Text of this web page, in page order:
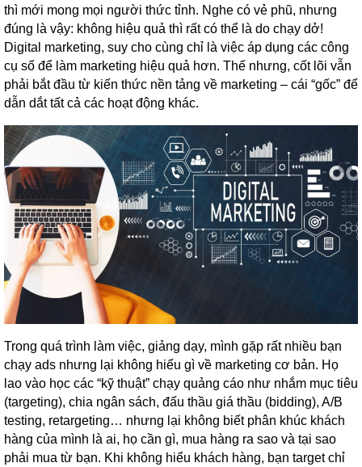
thì mới mong mọi người thức tỉnh. Nghe có vẻ phũ, nhưng
đúng là vậy: không hiệu quả thì rất có thể là do chạy dở!
Digital marketing, suy cho cùng chỉ là việc áp dụng các công
cụ số để làm marketing hiệu quả hơn. Thế nhưng, cốt lõi vẫn
phải bắt đầu từ kiến thức nền tảng về marketing – cái “gốc” để
dẫn dắt tất cả các hoạt động khác.
Trong quá trình làm việc, giảng dạy, mình gặp rất nhiều bạn
chạy ads nhưng lại không hiểu gì về marketing cơ bản. Họ
lao vào học các “kỹ thuật” chạy quảng cáo như nhắm mục tiêu
(targeting), chia ngân sách, đấu thầu giá thầu (bidding), A/B
testing, retargeting… nhưng lại không biết phân khúc khách
hàng của mình là ai, họ cần gì, mua hàng ra sao và tại sao
phải mua từ bạn. Khi không hiểu khách hàng, bạn target chỉ